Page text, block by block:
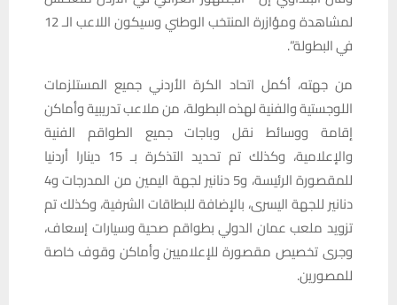
لمشاهدة ومؤازرة المنتخب الوطني وسيكون اللاعب الـ 12
في البطولة”.
من جهته، أكمل اتحاد الكرة الأردني جميع المستلزمات
اللوجستية والفنية لهذه البطولة، من ملاعب تدريبية وأماكن
إقامة ووسائط نقل وباجات جميع الطواقم الفنية
والإعلامية، وكذلك تم تحديد التذكرة بـ 15 دينارا أردنيا
للمقصورة الرئيسة، و5 دنانير لجهة اليمين من المدرجات و4
دنانير للجهة اليسرى، بالإضافة للبطاقات الشرفية، وكذلك تم
تزويد ملعب عمان الدولي بطواقم صحية وسيارات إسعاف،
وجرى تخصيص مقصورة للإعلاميين وأماكن وقوف خاصة
للمصورين.